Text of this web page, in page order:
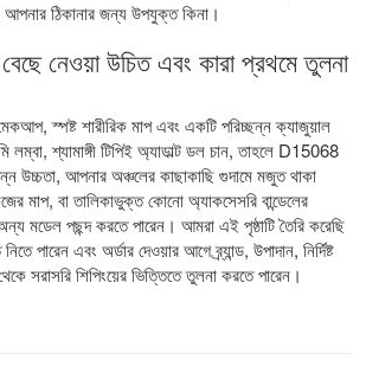
আপনার ঠিকানার জন্য উপযুক্ত কিনা।
নেওয়া উচিত এবং কারা প্রথমে তুলনা
স্পষ্ট শারীরিক মাপ এবং একটি পরিচ্ছন্ন ক্যাজুয়াল
লম্বা, শ্যামাঙ্গী টিপিই অ্যাডাল্ট ডল চান, তাহলে D15068
উচ্চতা, আপনার অঞ্চলের কাছাকাছি গুদামে মজুত থাকা
মাপ, বা তালিকাভুক্ত কোনো অ্যাকসেসরি বান্ডেলের
মডেল পছন্দ করতে পারেন। আমরা এই পৃষ্ঠাটি তৈরি করেছি
পারেন এবং অর্ডার দেওয়ার আগে ব্র্যান্ড, উপাদান, নির্দিষ্ট
সরাসরি শিপিংয়ের ভিত্তিতে তুলনা করতে পারেন।